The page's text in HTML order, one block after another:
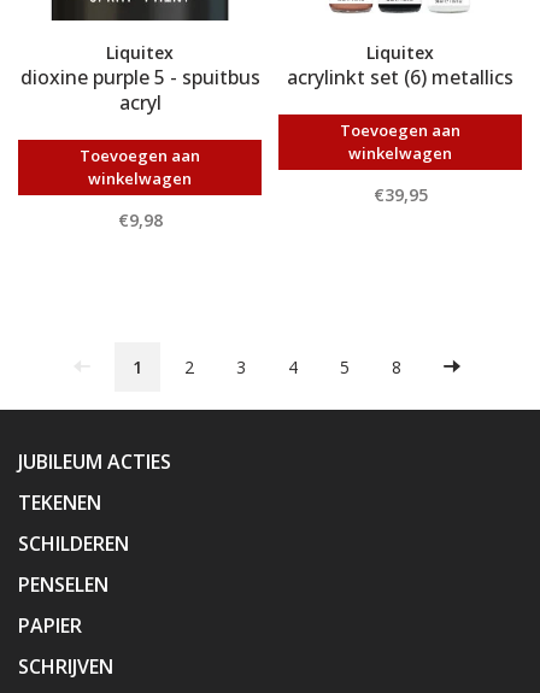
Liquitex
dioxine purple 5 - spuitbus
acryl
Toevoegen aan
winkelwagen
€9,98
Liquitex
acrylinkt set (6) metallics
Toevoegen aan
winkelwagen
€39,95
1 2 3 4 5 8
JUBILEUM ACTIES
TEKENEN
SCHILDEREN
PENSELEN
PAPIER
SCHRIJVEN